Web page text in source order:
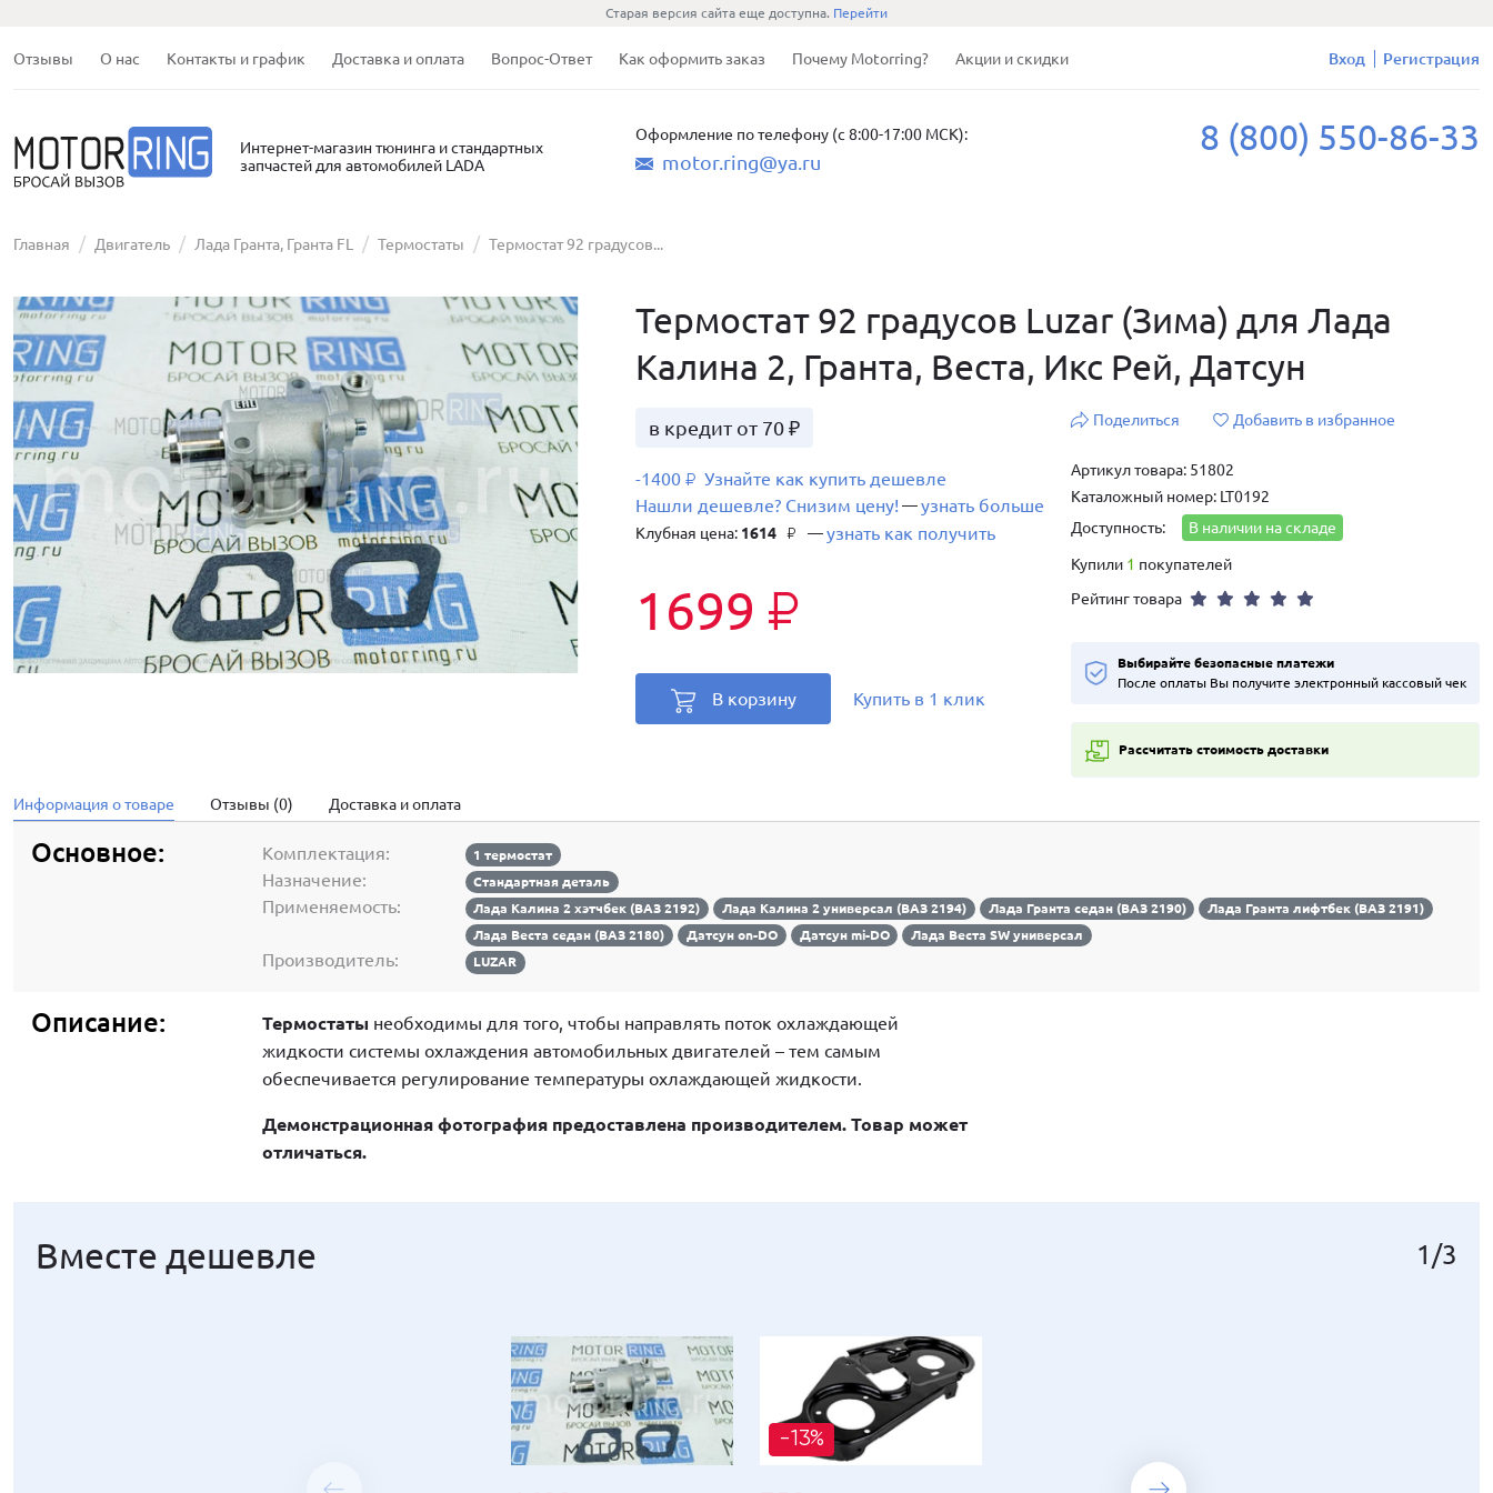
Старая версия сайта еще доступна. Перейти
Отзывы О нас Контакты и график Доставка и оплата Вопрос-Ответ Как оформить заказ Почему Motorring? Акции и скидки Вход Регистрация
Интернет-магазин тюнинга и стандартных
запчастей для автомобилей LADA
Оформление по телефону (с 8:00-17:00 МСК):
motor.ring@ya.ru
8 (800) 550-86-33
Главная Двигатель Лада Гранта, Гранта FL Термостаты Термостат 92 градусов...
Термостат 92 градусов Luzar (Зима) для Лада
Калина 2, Гранта, Веста, Икс Рей, Датсун
в кредит от 70 ₽
-1400 ₽ Узнайте как купить дешевле
Нашли дешевле? Снизим цену! —узнать больше
Клубная цена: 1614 ₽ —узнать как получить
1699 ₽
В корзину Купить в 1 клик
Поделиться Добавить в избранное
Артикул товара: 51802
Каталожный номер: LT0192
Доступность:
В наличии на складе
Купили 1 покупателей
Рейтинг товара
Выбирайте безопасные платежи
После оплаты Вы получите электронный кассовый чек
Рассчитать стоимость доставки
Информация о товаре Отзывы (0) Доставка и оплата
Основное: Комплектация: 1 термостат
Назначение: Стандартная деталь
Применяемость: Лада Калина 2 хэтчбек (ВАЗ 2192) Лада Калина 2 универсал (ВАЗ 2194) Лада Гранта седан (ВАЗ 2190)
Лада Гранта лифтбек (ВАЗ 2191)
Лада Веста седан (ВАЗ 2180)
Датсун on-DO Датсун mi-DO Лада Веста SW универсал
Производитель: LUZAR
Описание: Термостаты необходимы для того, чтобы направлять поток охлаждающей
жидкости системы охлаждения автомобильных двигателей – тем самым
обеспечивается регулирование температуры охлаждающей жидкости.
Демонстрационная фотография предоставлена производителем. Товар может
отличаться.
Вместе дешевле 1 /3
-13%
Вместе дешевле 1 /3
-19%
Вместе дешевле 1 /3
-9%